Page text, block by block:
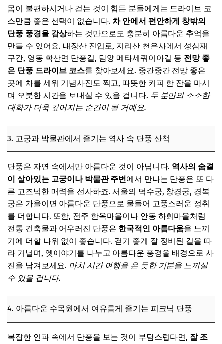
몸이 불편하시거나 걷는 것이 힘든 분들에게는 드라이브 코
스만큼 좋은 선택이 없습니다. 차 안에서 편안하게 창밖의
단풍 풍경을 감상하는 것만으로도 충분히 아름다운 추억을
만들 수 있어요. 내장산 진입로, 지리산 천은사에서 성삼재
구간, 영동 학산면 단풍길, 담양 메타세쿼이아길 등 전망 좋
은 단풍 드라이브 코스를 찾아보세요. 중간중간 전망 좋은
곳에 차를 세워 기념사진도 찍고, 따뜻한 커피 한 잔을 마시
며 오붓한 시간을 보내실 수 있을 겁니다. 두 분만의 소소한
대화가 더욱 깊어지는 순간이 될 거예요.
3. 고궁과 박물관에서 즐기는 역사 속 단풍 산책
단풍은 자연 속에서만 아름다운 것이 아닙니다. 역사의 숨결
이 살아있는 고궁이나 박물관 주변에서 만나는 단풍은 또 다
른 고즈넉한 매력을 선사하죠. 서울의 덕수궁, 창경궁, 경복
궁은 가을이면 아름다운 단풍으로 물들어 고풍스러운 정취
를 더합니다. 또한, 전주 한옥마을이나 안동 하회마을처럼
전통 건축물과 어우러진 단풍은 한국적인 아름다움을 느끼
기에 더할 나위 없이 좋습니다. 걷기 좋게 잘 정비된 길을 따
라 거닐며, 옛이야기를 나누고 아름다운 풍경을 배경으로 사
진을 남겨보세요. 마치 시간 여행을 온 듯한 기분을 느끼실
수 있을 겁니다.
4. 아름다운 수목원에서 여유롭게 즐기는 피크닉 단풍
복잡한 인파 속에서 단풍을 보는 것이 부담스럽다면, 잘 조